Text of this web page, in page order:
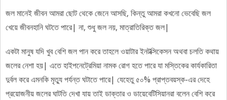
জল মানেই জীবন আমরা ছোট থেকে জেনে আসছি, কিন্তু আমরা কখনো ভেবেছি জল
খেয়ে জীবনহানি ঘটতে পারে| না, শুধু জল নয়, মাত্রাতিরিক্ত জল|
একটা মানুষ যদি খুব বেশি জল পান করে তাহলে ওয়াটার ইনটক্সিকেসন অথবা চলতি কথায়
জলের নেশা হয়| এতে হাইপনেট্রেমিয়া নামক রোগ হতে পারে যা মস্তিকের কার্যকারিতা
দুর্বল করে এমনকি মৃত্যু পর্যন্ত ঘটাতে পারে| যেহেতু ৫০% প্রাপ্তবয়স্ক-এর দেহে
প্রয়োজনীয় জলের ঘাটতি দেখা যায় তাই ডাক্তার ও ডায়েবেটিসিয়ানরা বলেন বেশি করে